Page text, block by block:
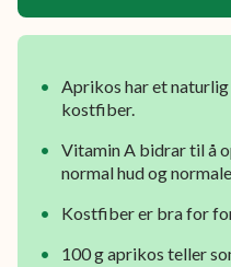
like!
Aprikos har et
kostfiber.
Vitamin A bidrar til å
normal hud og
Kostfiber er bra for
100 g aprikos teller